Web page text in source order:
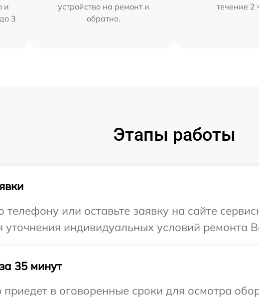
и
3
устройство на ремонт и
обратно.
течение 2
Этапы работы
телефону или оставьте заявку на сайте
уточнения индивидуальных условий ремонта
35 минут
в оговоренные сроки для осмотра